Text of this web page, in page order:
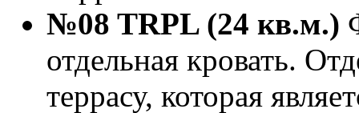
№08 TRPL (24 кв.м.)
отдельная кровать.
террасу, которая